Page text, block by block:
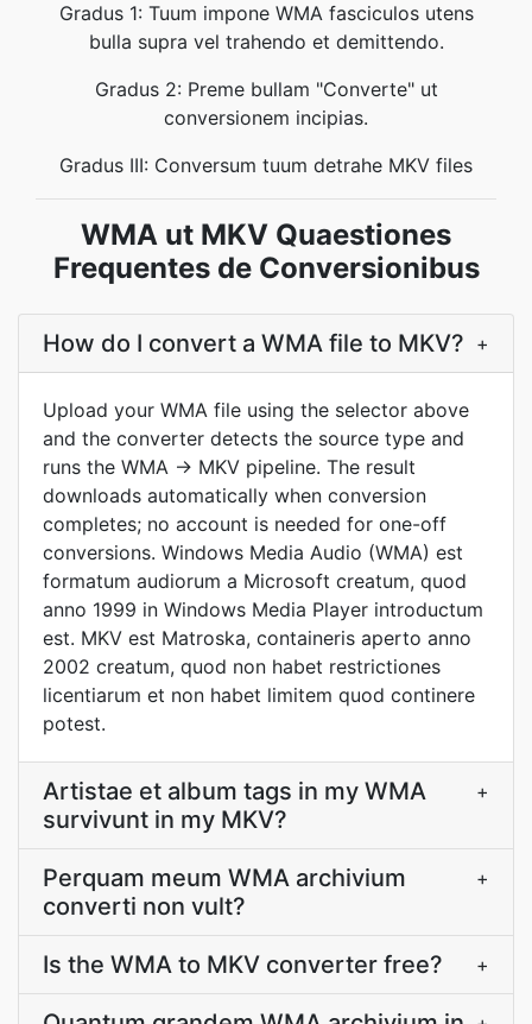
Gradus 1: Tuum impone WMA fasciculos utens
bulla supra vel trahendo et demittendo.
Gradus 2: Preme bullam "Converte" ut
conversionem incipias.
Gradus III: Conversum tuum detrahe MKV files
WMA ut MKV Quaestiones
Frequentes de Conversionibus
How do I convert a WMA file to MKV? +
Upload your WMA file using the selector above
and the converter detects the source type and
runs the WMA -> MKV pipeline. The result
downloads automatically when conversion
completes; no account is needed for one-off
conversions. Windows Media Audio (WMA) est
formatum audiorum a Microsoft creatum, quod
anno 1999 in Windows Media Player introductum
est. MKV est Matroska, containeris aperto anno
2002 creatum, quod non habet restrictiones
licentiarum et non habet limitem quod continere
potest.
Artistae et album tags in my WMA
survivunt in my MKV?
+
Perquam meum WMA archivium
converti non vult?
+
Is the WMA to MKV converter free? +